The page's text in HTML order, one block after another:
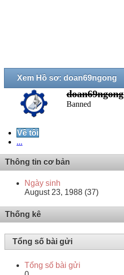
Xem Hồ sơ: doan69ngong
doan69ngong
Banned
Về tôi
...
Thông tin cơ bản
Ngày sinh
August 23, 1988 (37)
Thống kê
Tổng số bài gửi
Tổng số bài gửi